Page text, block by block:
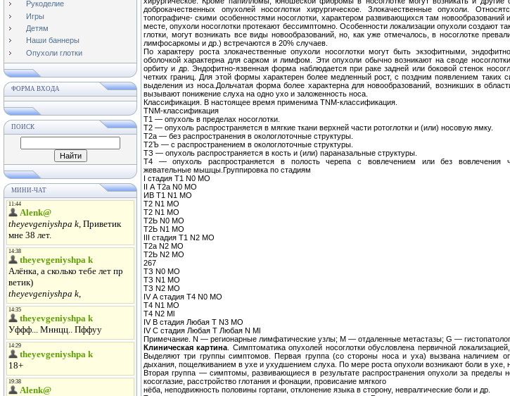
Рукоделие
Игры
Детям
Наши баннеры
Опухоли глотки
ФОРМА ВХОДА
ПОИСК
МИНИ-ЧАТ
доброкачественных опухолей носоглотки хирургическое. Злокачественные опухоли.
топографиче- скими особенностями носоглотки, характером развивающихся там
месте, опухоли носоглотки протекают бессимптомно. Особенности локализации опухоли создают
глотки, могут возникать все виды новообразований, но, как уже отмечалось, в носоглотке
лимфосаркомы и др.) встречаются в 20% случаев.
По характеру роста злокачественные опухоли носоглотки могут быть экзофитными,
оболочкой характерна для сарком и лимфом. Эти опухоли обычно возникают на своде
орбиту и др. Эндофитно-язвенная форма наблюдается при раке задней или боковой стенок
четких границ. Для этой формы характерен более медленный рост, с поздним появлением
выделения из носа.Дольчатая форма более характерна для новообразований, возникших в
вызывают понижение слуха на одно ухо и заложенность носа.
Классификация. В настоящее время применима ΤΝΜ-классификация.
ΤΝΜ-классификация
Т1 — опухоль в пределах носоглотки.
Т2 — опухоль распространяется в мягкие ткани верхней части ротоглотки и (или) носовую ямку.
Т2а — без распространения в окологлоточные структуры.
Т2Ъ — с распространением в окологлоточные структуры.
ТЗ — опухоль распространяется в кость и (или) параназальные структуры.
Т4 — опухоль распространяется в полость черепа с вовлечением или без вовлечения
жевательные мышцы.Группировка по стадиям
I стадия Т1 N0 МО
II А Т2а N0 МО
ИВ Т1 N1 МО
Т2 N1 МО
Т2 N1 МО
Т2Ь N0 МО
Т2Ь N1 МО
III стадия Т1 N2 МО
Т2а N2 МО
Т2Ь N2 МО
267
ТЗ N0 МО
ТЗ N1 МО
ТЗ N2 МО
IV А стадия Т4 N0 МО
Т4 N1 МО
Т4 N2 Ml
IV В стадия Любая Т N3 МО
IV С стадия Любая Т Любая N Ml
Примечание. N — регионарные лимфатические узлы; М — отдаленные метастазы; G —
Клиническая картина . Симптоматика опухолей носоглотки обусловлена первичной
Выделяют три группы симптомов. Первая группа (со стороны носа и уха) вызвана наличием
дыхания, пощелкиванием в ухе и ухудшением слуха. По мере роста опухоли возникают боли в ухе,
Вторая группа — симптомы, развивающиеся в результате распространения опухоли за пределы
косоглазие, расстройство глотания и фонации, провисание мягкого
нёба, неподвижность половины гортани, отклонение языка в сторону, невралгические боли и др.